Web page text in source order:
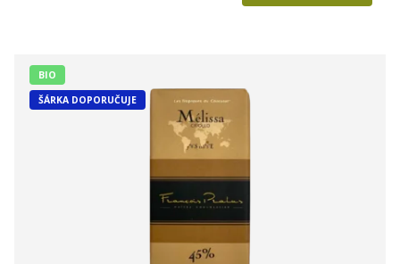
BIO
ŠÁRKA DOPORUČUJE